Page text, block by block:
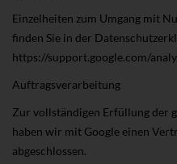
Einzelheiten zum Umgang mit
finden Sie in der
https://support.google.com/
Auftragsverarbeitung
Zur vollständigen Erfüllung der
haben wir mit Google einen
abgeschlossen.